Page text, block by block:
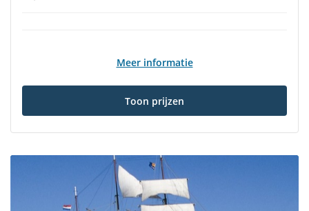
Meer informatie
Toon prijzen